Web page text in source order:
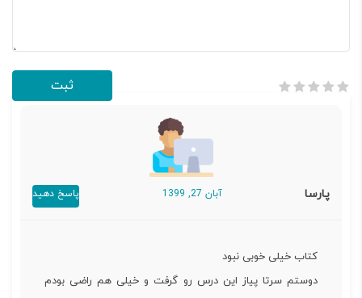
پارسا آبان 27, 1399 پاسخ دهید
کتاب خیلی خوبی نبود
دوستم سرتا پیاز این درس رو گرفت و خیلی هم راضی بودم